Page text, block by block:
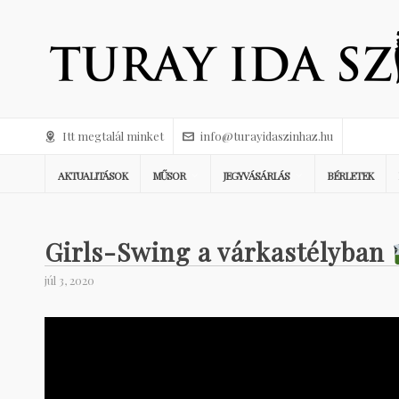
Itt megtalál minket info@turayidaszinhaz.hu
AKTUALITÁSOK MŰSOR JEGYVÁSÁRLÁS BÉRLETEK
Girls-Swing a várkastélyban
júl 3, 2020